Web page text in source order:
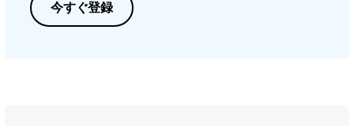
今すぐ登録